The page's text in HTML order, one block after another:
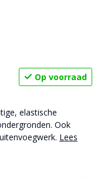
Op voorraad
elastische
Ook
Lees